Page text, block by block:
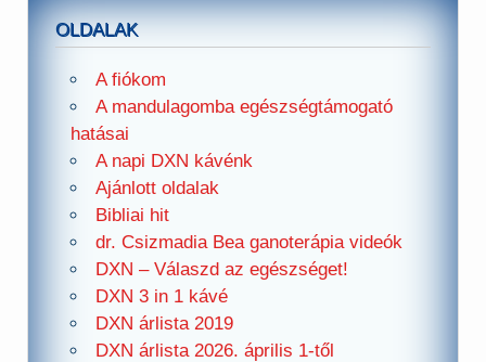
OLDALAK
A fiókom
A mandulagomba egészségtámogató
hatásai
A napi DXN kávénk
Ajánlott oldalak
Bibliai hit
dr. Csizmadia Bea ganoterápia videók
DXN – Válaszd az egészséget!
DXN 3 in 1 kávé
DXN árlista 2019
DXN árlista 2026. április 1-től